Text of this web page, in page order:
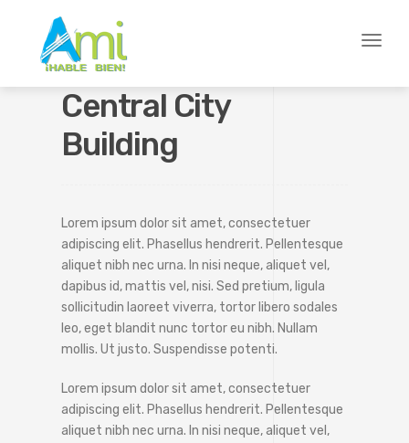
Toggle
Central City
Building
Lorem ipsum dolor sit amet, consectetuer
adipiscing elit. Phasellus hendrerit. Pellentesque
aliquet nibh nec urna. In nisi neque, aliquet vel,
dapibus id, mattis vel, nisi. Sed pretium, ligula
sollicitudin laoreet viverra, tortor libero sodales
leo, eget blandit nunc tortor eu nibh. Nullam
mollis. Ut justo. Suspendisse potenti.
Lorem ipsum dolor sit amet, consectetuer
adipiscing elit. Phasellus hendrerit. Pellentesque
aliquet nibh nec urna. In nisi neque, aliquet vel,